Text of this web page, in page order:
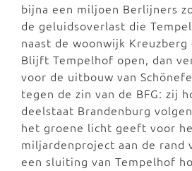
bijna een miljoen Berlijners
de geluidsoverlast die
naast de woonwijk Kreuzberg
Blijft Tempelhof open, dan
voor de uitbouw van
tegen de zin van de BFG: zij
deelstaat Brandenburg
het groene licht geeft voor
miljardenproject aan de rand
een sluiting van Tempelhof